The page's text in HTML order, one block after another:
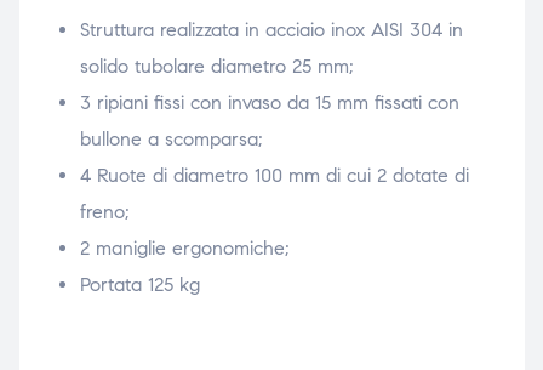
Struttura realizzata in acciaio inox AISI 304 in
solido tubolare diametro 25 mm;
3 ripiani fissi con invaso da 15 mm fissati con
bullone a scomparsa;
4 Ruote di diametro 100 mm di cui 2 dotate di
freno;
2 maniglie ergonomiche;
Portata 125 kg